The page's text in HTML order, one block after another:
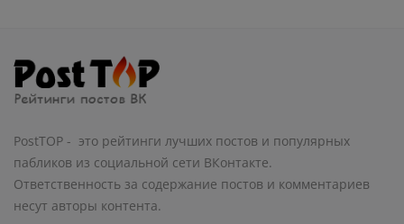
PostTOP - это рейтинги лучших постов и популярных
пабликов из социальной сети ВКонтакте.
Ответственность за содержание постов и комментариев
несут авторы контента.